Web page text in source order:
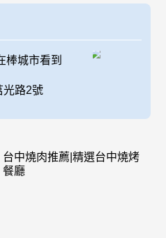
棒城市看到
光路2號
台中燒肉推薦|精選台中燒烤
餐廳